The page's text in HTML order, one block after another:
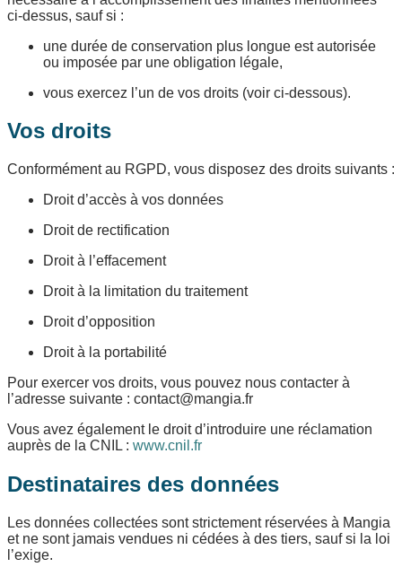
ci-dessus, sauf si :
une durée de conservation plus longue est autorisée
ou imposée par une obligation légale,
vous exercez l’un de vos droits (voir ci-dessous).
Vos droits
Conformément au RGPD, vous disposez des droits suivants :
Droit d’accès à vos données
Droit de rectification
Droit à l’effacement
Droit à la limitation du traitement
Droit d’opposition
Droit à la portabilité
Pour exercer vos droits, vous pouvez nous contacter à
l’adresse suivante : contact@mangia.fr
Vous avez également le droit d’introduire une réclamation
auprès de la CNIL : www.cnil.fr
Destinataires des données
Les données collectées sont strictement réservées à Mangia
et ne sont jamais vendues ni cédées à des tiers, sauf si la loi
l’exige.